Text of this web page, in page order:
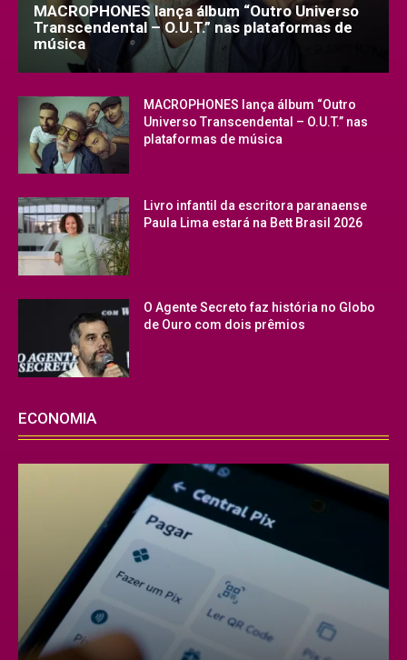
MACROPHONES lança álbum “Outro Universo
Transcendental – O.U.T.” nas plataformas de
música
MACROPHONES lança álbum “Outro
Universo Transcendental – O.U.T.” nas
plataformas de música
Livro infantil da escritora paranaense
Paula Lima estará na Bett Brasil 2026
O Agente Secreto faz história no Globo
de Ouro com dois prêmios
ECONOMIA